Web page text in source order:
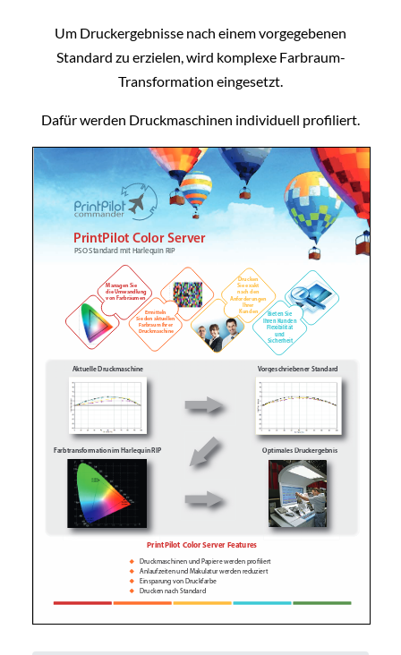
Um Druckergebnisse nach einem vorgegebenen
Standard zu erzielen, wird komplexe Farbraum-
Transformation eingesetzt.
Dafür werden Druckmaschinen individuell profiliert.